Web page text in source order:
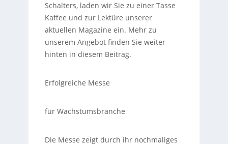
Schalters, laden wir Sie zu einer Tasse
Kaffee und zur Lektüre unserer
aktuellen Magazine ein. Mehr zu
unserem Angebot finden Sie weiter
hinten in diesem Beitrag.
Erfolgreiche Messe
für Wachstumsbranche
Die Messe zeigt durch ihr nochmaliges